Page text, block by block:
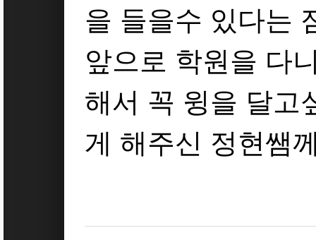
을 들을수 있다는
앞으로 학원을 다
해서 꼭 윙을 달고
게 해주신 정현쌤